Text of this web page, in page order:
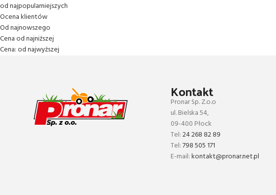
od najpopularniejszych
Ocena klientów
Od najnowszego
Cena od najniższej
Cena: od najwyższej
Kontakt
Pronar Sp. Z.o.o
ul. Bielska 54,
09-400 Płock
Tel:24 268 82 89
Tel:798 505 171
E-mail:kontakt@pronar.net.pl